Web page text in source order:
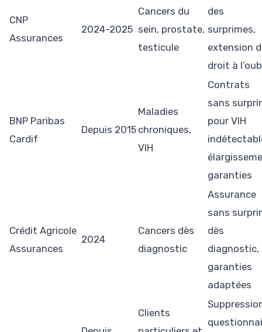
CNP
Assurances
2024-2025
Cancers du
sein, prostate,
testicule
des
surprimes,
extension
droit à
BNP Paribas
Cardif
Depuis 2015
Maladies
chroniques,
VIH
Contrats
sans
pour VIH
garanties
Crédit Agricole
Assurances
2024
Cancers dès
diagnostic
Assurance
sans
dès
diagnostic,
garanties
adaptées
Clients